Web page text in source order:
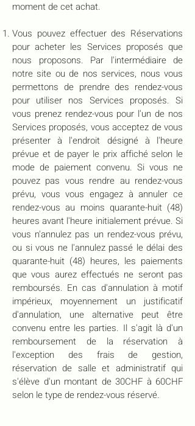
moment de cet achat.
Vous pouvez effectuer des Réservations
pour acheter les Services proposés que
nous proposons. Par l'intermédiaire de
notre site ou de nos services, nous vous
permettons de prendre des rendez-vous
pour utiliser nos Services proposés. Si
vous prenez rendez-vous pour l'un de nos
Services proposés, vous acceptez de vous
présenter à l'endroit désigné à l'heure
prévue et de payer le prix affiché selon le
mode de paiement convenu. Si vous ne
pouvez pas vous rendre au rendez-vous
prévu, vous vous engagez à annuler ce
rendez-vous au moins quarante-huit (48)
heures avant l'heure initialement prévue. Si
vous n'annulez pas un rendez-vous prévu,
ou si vous ne l'annulez passé le délai des
quarante-huit (48) heures, les paiements
que vous aurez effectués ne seront pas
remboursés. En cas d'annulation à motif
impérieux, moyennement un justificatif
d'annulation, une alternative peut être
convenu entre les parties. Il s'agit là d'un
remboursement de la réservation à
l'exception des frais de gestion,
réservation de salle et administratif qui
s'élève d'un montant de 30CHF à 60CHF
selon le type de rendez-vous réservé.